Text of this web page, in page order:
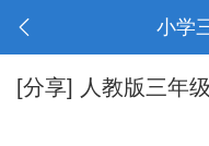
小学
[分享] 人教版三年